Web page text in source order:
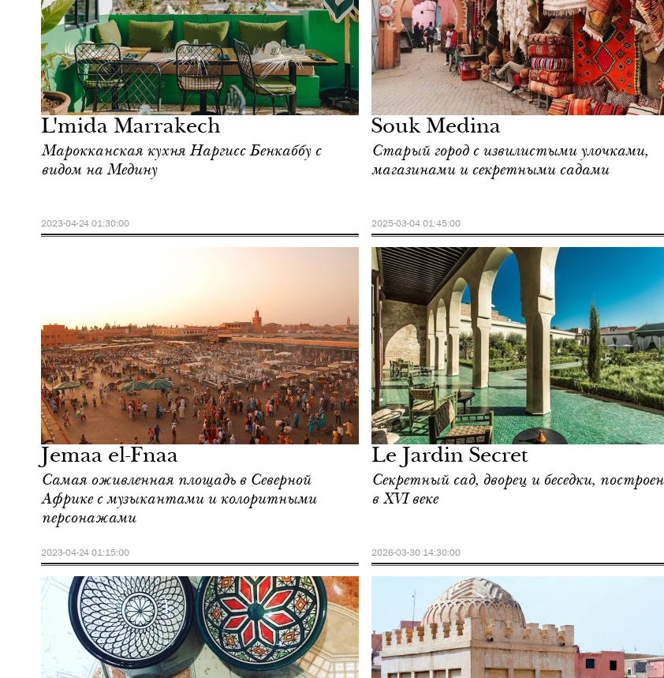
L'mida Marrakech
Марокканская кухня Наргисс Бенкаббу с
видом на Медину
2023-04-24 01:30:00
Городская среда
Марракеш
Souk Medina
Старый город с извилистыми улочками,
магазинами и секретными садами
2025-03-04 01:45:00
Jemaa el-Fnaa
Самая оживленная площадь в Северной
Африке с музыкантами и колоритными
персонажами
2023-04-24 01:15:00
Городская среда
Марракеш
Le Jardin Secret
Секретный сад, дворец и беседки,
в XVI веке
2026-03-30 14:30:00